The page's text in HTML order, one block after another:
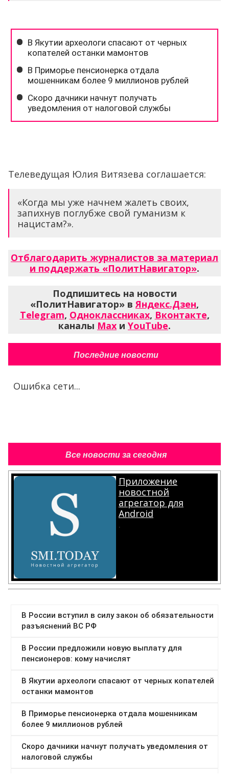
Телеведущая Юлия Витязева соглашается:
«Когда мы уже начнем жалеть своих,
запихнув поглубже свой гуманизм к
нацистам?».
Отблагодарить журналистов за материал
и поддержать «ПолитНавигатор».
Подпишитесь на новости
«ПолитНавигатор» вЯндекс.Дзен,
Telegram, Одноклассниках, Вконтакте,
каналы Max и YouTube.
Последние новости
Ошибка сети...
Все новости за сегодня
Приложение
новостной
агрегатор для
Android
.